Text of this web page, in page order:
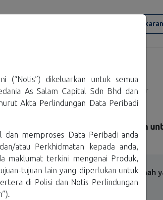
Mohon
Verifikasi OTP Hantar
Butiran yang diperlukan
Hibah
1
Butiran Hartanah
dihibahkan
(“Notis”) dikeluarkan untuk semua
As Salam Capital Sdn Bhd dan
Akta Perlindungan Data Peribadi
dan memproses Data Peribadi anda
atau Perkhidmatan kepada anda,
maklumat terkini mengenai Produk,
tujuan lain yang diperlukan untuk
di Polisi dan Notis Perlindungan